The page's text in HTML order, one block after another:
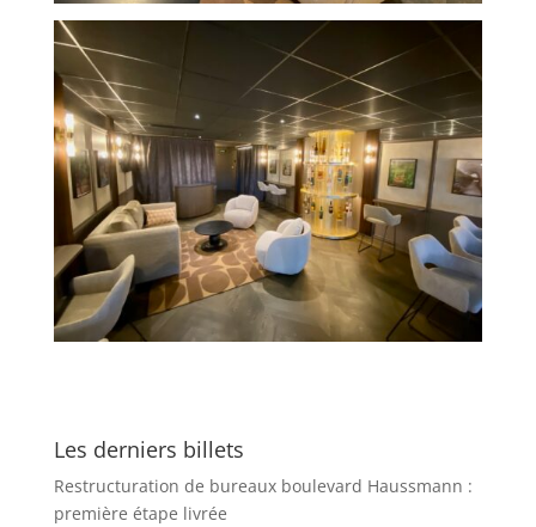
Les derniers billets
Restructuration de bureaux boulevard Haussmann :
première étape livrée